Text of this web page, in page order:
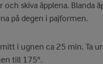
och skiva äpplena. Blanda
på degen i pajformen.
i ugnen ca 25 min. Ta
till 175°.